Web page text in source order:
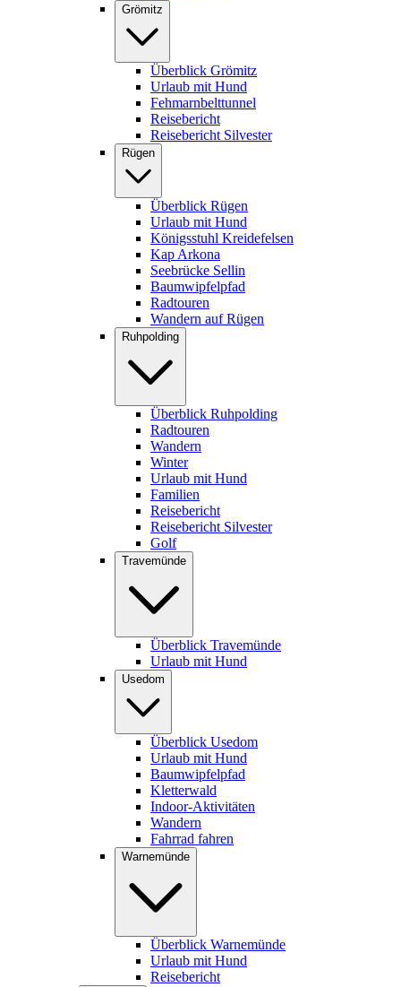
Grömitz
Überblick Grömitz
Urlaub mit Hund
Fehmarnbelttunnel
Reisebericht
Reisebericht Silvester
Rügen
Überblick Rügen
Urlaub mit Hund
Königsstuhl Kreidefelsen
Kap Arkona
Seebrücke Sellin
Baumwipfelpfad
Radtouren
Wandern auf Rügen
Ruhpolding
Überblick Ruhpolding
Radtouren
Wandern
Winter
Urlaub mit Hund
Familien
Reisebericht
Reisebericht Silvester
Golf
Travemünde
Überblick Travemünde
Urlaub mit Hund
Usedom
Überblick Usedom
Urlaub mit Hund
Baumwipfelpfad
Kletterwald
Indoor-Aktivitäten
Wandern
Fahrrad fahren
Warnemünde
Überblick Warnemünde
Urlaub mit Hund
Reisebericht